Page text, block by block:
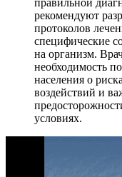
рекомендуют
протоколов
специфические
на организм.
необходимость
населения о
воздействий и
условиях.